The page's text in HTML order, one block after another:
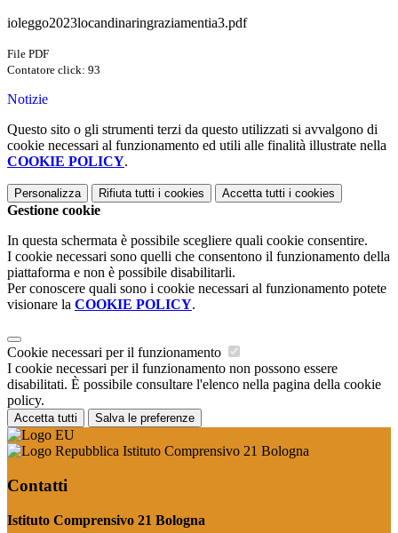
ioleggo2023locandinaringraziamentia3.pdf
File PDF
Contatore click: 93
Notizie
Questo sito o gli strumenti terzi da questo utilizzati si avvalgono di
cookie necessari al funzionamento ed utili alle finalità illustrate nella
COOKIE POLICY.
Personalizza Rifiuta tutti i cookies Accetta tutti i cookies
Gestione cookie
In questa schermata è possibile scegliere quali cookie consentire.
I cookie necessari sono quelli che consentono il funzionamento della
piattaforma e non è possibile disabilitarli.
Per conoscere quali sono i cookie necessari al funzionamento potete
visionare la COOKIE POLICY.
Cookie necessari per il funzionamento
I cookie necessari per il funzionamento non possono essere
disabilitati. È possibile consultare l'elenco nella pagina della cookie
policy.
Accetta tutti Salva le preferenze
Istituto Comprensivo 21 Bologna
Contatti
Istituto Comprensivo 21 Bologna